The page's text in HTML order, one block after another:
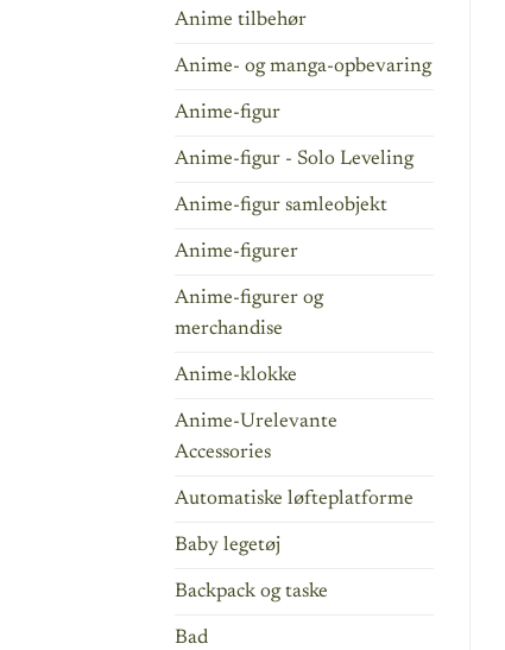
Anime tilbehør
Anime- og manga-opbevaring
Anime-figur
Anime-figur - Solo Leveling
Anime-figur samleobjekt
Anime-figurer
Anime-figurer og
merchandise
Anime-klokke
Anime-Urelevante
Accessories
Automatiske løfteplatforme
Baby legetøj
Backpack og taske
Bad